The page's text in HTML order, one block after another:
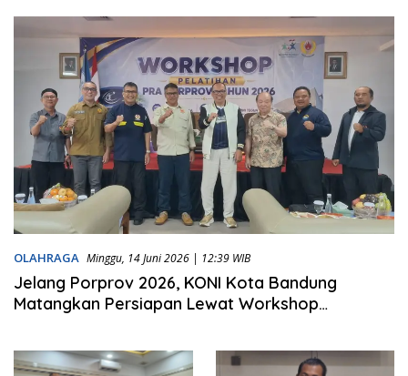
OLAHRAGA Minggu, 14 Juni 2026 | 12:39 WIB
Jelang Porprov 2026, KONI Kota Bandung
Matangkan Persiapan Lewat Workshop